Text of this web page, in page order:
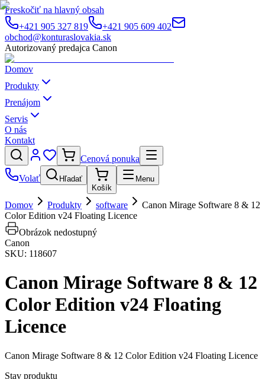
Preskočiť na hlavný obsah
+421 905 327 819
+421 905 609 402
obchod@konturaslovakia.sk
Autorizovaný predajca Canon
Domov
Produkty
Prenájom
Servis
O nás
Kontakt
Cenová ponuka
Volať
Hľadať
Košík
Menu
Domov Produkty software
Canon Mirage Software 8 & 12
Color Edition v24 Floating Licence
Obrázok nedostupný
Canon
SKU: 118607
Canon Mirage Software 8 & 12
Color Edition v24 Floating
Licence
Canon Mirage Software 8 & 12 Color Edition v24 Floating Licence
Stav produktu